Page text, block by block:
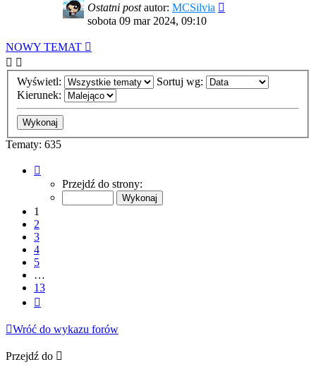
Ostatni postautor: MCSilvia
sobota 09 mar 2024, 09:10
NOWY TEMAT
Wyświetl:
Sortuj wg:
Kierunek:
Tematy: 635
Przejdź do strony:
1
2
3
4
5
…
13
Wróć do wykazu forów
Przejdź do